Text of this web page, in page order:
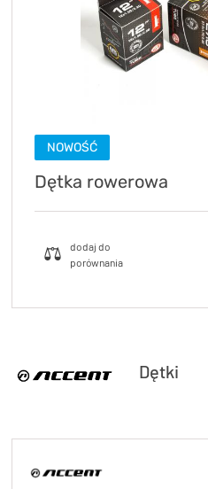
Zestawy opon
promocji z
zakupy!
WYPRZEDAŻ
BONY
PROMOCJE
KONTAKT
NOWOŚĆ
Dętka rowerowa
Dętki